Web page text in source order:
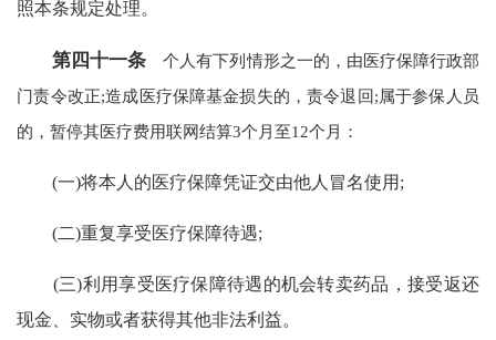
照本条规定处理。
第四十一条 个人有下列情形之一的，由医疗保障行政部
门责令改正;造成医疗保障基金损失的，责令退回;属于参保人员
的，暂停其医疗费用联网结算3个月至12个月：
(一)将本人的医疗保障凭证交由他人冒名使用;
(二)重复享受医疗保障待遇;
(三)利用享受医疗保障待遇的机会转卖药品，接受返还
现金、实物或者获得其他非法利益。